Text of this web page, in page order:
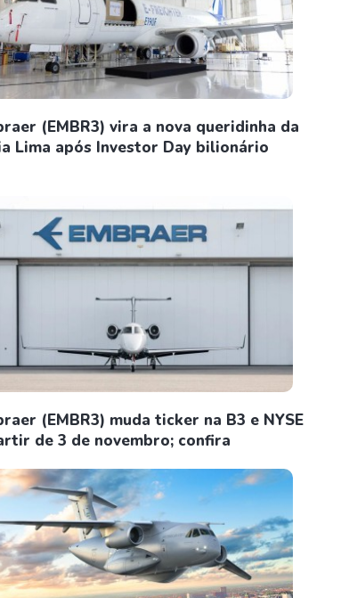
(EMBR3) vira a nova queridinha da
Lima após Investor Day bilionário
(EMBR3) muda ticker na B3 e NYSE
de 3 de novembro; confira